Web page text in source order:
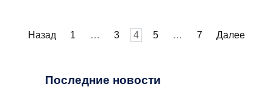
Пагинация
Назад 1 … 3 4 5 … 7 Далее
Последние новости